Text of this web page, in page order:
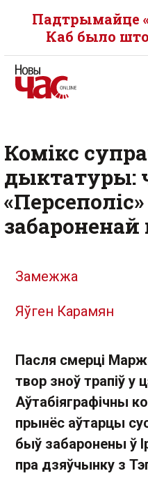
Падтрымайце
Каб было
Комікс
дыктатуры:
забароненай
Замежжа
Яўген Карамян
Пасля смерці
твор зноў трапіў у
Аўтабіяграфічны
прынёс аўтарцы
быў забаронены ў
пра дзяўчынку з